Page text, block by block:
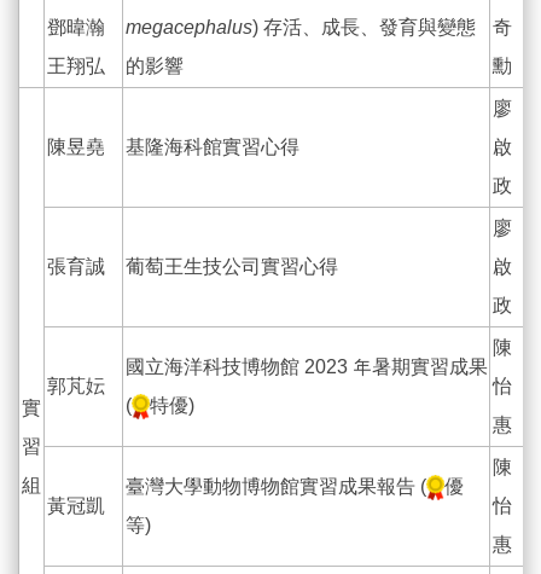
鄧暐瀚
王翔弘
megacephalus) 存活、成長、發育與變態
的影響
奇
勳
實
習
組
陳昱堯 基隆海科館實習心得
廖
啟
政
張育誠 葡萄王生技公司實習心得
廖
啟
政
郭芃妘
國立海洋科技博物館 2023 年暑期實習成果
(
特優)
陳
怡
惠
黃冠凱
臺灣大學動物博物館實習成果報告 (
優
等)
陳
怡
惠